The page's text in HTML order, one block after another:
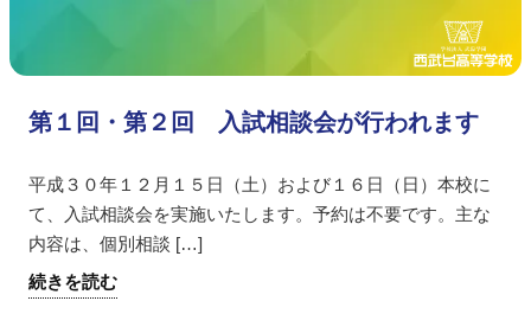
第１回・第２回 入試相談会が行われます
平成３０年１２月１５日（土）および１６日（日）本校に
て、入試相談会を実施いたします。予約は不要です。主な
内容は、個別相談 […]
続きを読む